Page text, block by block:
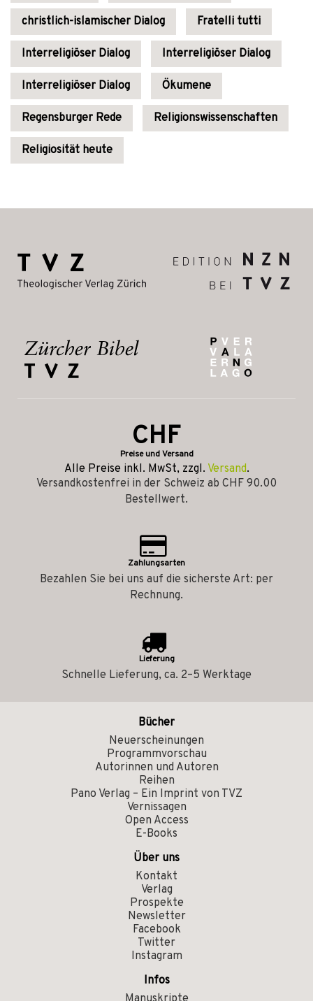
christlich-islamischer Dialog Fratelli tutti
Interreligiöser Dialog Interreligiöser Dialog
Interreligiöser Dialog Ökumene
Regensburger Rede Religionswissenschaften
Religiosität heute
CHF
Preise und Versand
Alle Preise inkl. MwSt, zzgl. Versand.
Versandkostenfrei in der Schweiz ab CHF 90.00
Bestellwert.
Zahlungsarten
Bezahlen Sie bei uns auf die sicherste Art: per
Rechnung.
Lieferung
Schnelle Lieferung, ca. 2–5 Werktage
Bücher
Neuerscheinungen
Programmvorschau
Autorinnen und Autoren
Reihen
Pano Verlag – Ein Imprint von TVZ
Vernissagen
Open Access
E-Books
Über uns
Kontakt
Verlag
Prospekte
Newsletter
Facebook
Twitter
Instagram
Infos